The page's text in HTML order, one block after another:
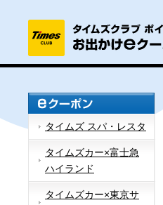
タイムズ スパ・レスタ
タイムズカー×富士急
ハイランド
タイムズカー×東京サ